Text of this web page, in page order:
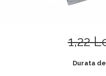
1,22
Durata